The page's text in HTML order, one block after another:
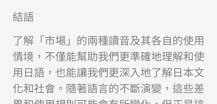
結語
了解「市場」的兩種讀音及其各自的使用
情境，不僅能幫助我們更準確地理解和使
用日語，也能讓我們更深入地了解日本文
化和社會。隨著語言的不斷演變，這些差